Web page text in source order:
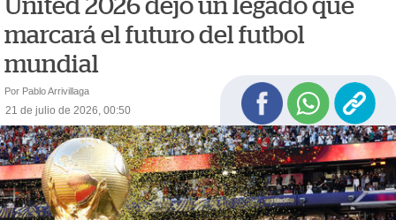
United 2026 dejó un legado que
marcará el futuro del futbol
mundial
Por Pablo Arrivillaga
21 de julio de 2026, 00:50